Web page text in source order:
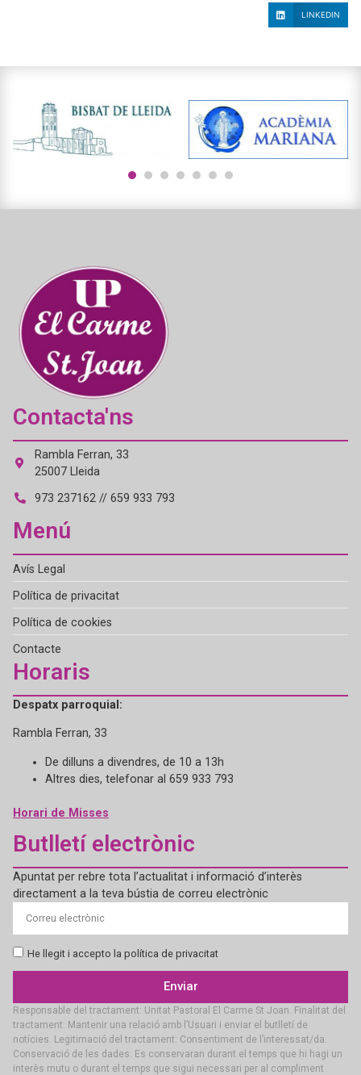
LINKEDIN
Contacta'ns
Rambla Ferran, 33
25007 Lleida
973 237162 // 659 933 793
Menú
Avís Legal
Política de privacitat
Política de cookies
Contacte
Horaris
Despatx parroquial:
Rambla Ferran, 33
De dilluns a divendres, de 10 a 13h
Altres dies, telefonar al 659 933 793
Horari de Misses
Butlletí electrònic
Apuntat per rebre tota l’actualitat i informació d’interès
directament a la teva bústia de correu electrònic
He llegit i accepto la política de privacitat
Enviar
Responsable del tractament: Unitat Pastoral El Carme St Joan. Finalitat del
tractament: Mantenir una relació amb l’Usuari i enviar el butlletí de
notícies. Legitimació del tractament: Consentiment de l’interessat/da.
Conservació de les dades: Es conservaran durant el temps que hi hagi un
interès mutu o durant el temps que sigui necessari per al compliment